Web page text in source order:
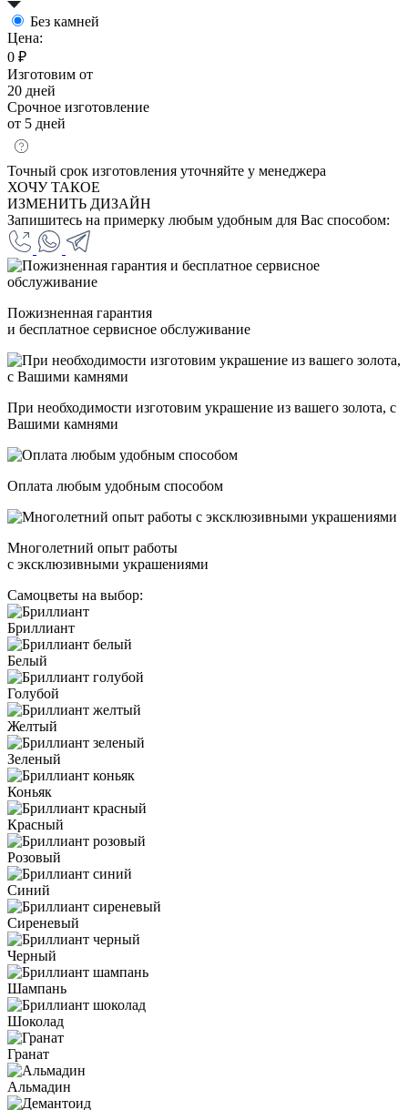
Без камней
Цена:
0 ₽
Изготовим от
20 дней
Срочное изготовление
от 5 дней
Точный срок изготовления уточняйте у менеджера
ХОЧУ ТАКОЕ
ИЗМЕНИТЬ ДИЗАЙН
Запишитесь на примерку любым удобным для Вас способом:
Пожизненная гарантия
и бесплатное сервисное обслуживание
При необходимости изготовим украшение из вашего золота, с
Вашими камнями
Оплата любым удобным способом
Многолетний опыт работы
с эксклюзивными украшениями
Самоцветы на выбор:
Бриллиант
Белый
Голубой
Желтый
Зеленый
Коньяк
Красный
Розовый
Синий
Сиреневый
Черный
Шампань
Шоколад
Гранат
Альмадин